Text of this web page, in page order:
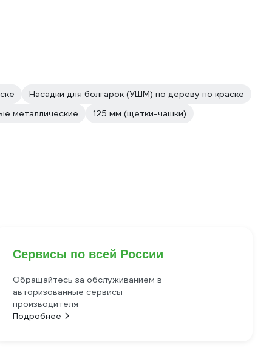
Насадки для болгарок (УШМ) по дереву по краске
металлические
125 мм (щетки-чашки)
Сервисы по всей России
Обращайтесь за обслуживанием в
авторизованные сервисы
производителя
Подробнее